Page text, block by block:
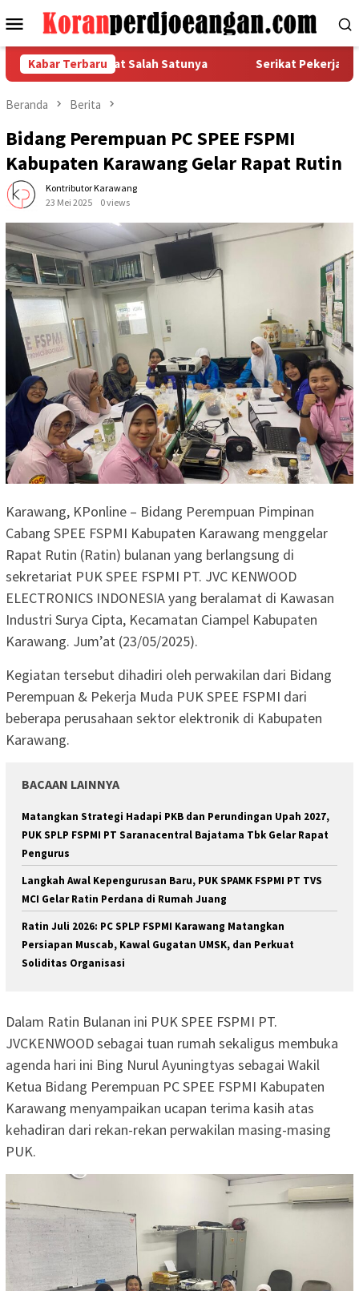
ke
Menu
Mobile
Kabar Terbaru
Istirahat Salah Satunya Serikat Pekerja FSPMI PT
Beranda Berita
Bidang Perempuan PC SPEE FSPMI
Kabupaten Karawang Gelar Rapat Rutin
Kontributor Karawang
23 Mei 2025
0 views
Karawang, KPonline – Bidang Perempuan Pimpinan
Cabang SPEE FSPMI Kabupaten Karawang menggelar
Rapat Rutin (Ratin) bulanan yang berlangsung di
sekretariat PUK SPEE FSPMI PT. JVC KENWOOD
ELECTRONICS INDONESIA yang beralamat di Kawasan
Industri Surya Cipta, Kecamatan Ciampel Kabupaten
Karawang. Jum’at (23/05/2025).
Kegiatan tersebut dihadiri oleh perwakilan dari Bidang
Perempuan & Pekerja Muda PUK SPEE FSPMI dari
beberapa perusahaan sektor elektronik di Kabupaten
Karawang.
BACAAN LAINNYA
Matangkan Strategi Hadapi PKB dan Perundingan Upah 2027,
PUK SPLP FSPMI PT Saranacentral Bajatama Tbk Gelar Rapat
Pengurus
Langkah Awal Kepengurusan Baru, PUK SPAMK FSPMI PT TVS
MCI Gelar Ratin Perdana di Rumah Juang
Ratin Juli 2026: PC SPLP FSPMI Karawang Matangkan
Persiapan Muscab, Kawal Gugatan UMSK, dan Perkuat
Soliditas Organisasi
Dalam Ratin Bulanan ini PUK SPEE FSPMI PT.
JVCKENWOOD sebagai tuan rumah sekaligus membuka
agenda hari ini Bing Nurul Ayuningtyas sebagai Wakil
Ketua Bidang Perempuan PC SPEE FSPMI Kabupaten
Karawang menyampaikan ucapan terima kasih atas
kehadiran dari rekan-rekan perwakilan masing-masing
PUK.